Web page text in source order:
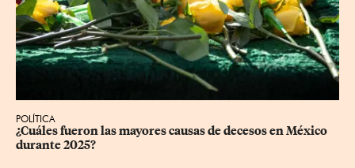
POLÍTICA
¿Cuáles fueron las mayores causas de decesos en México
durante 2025?